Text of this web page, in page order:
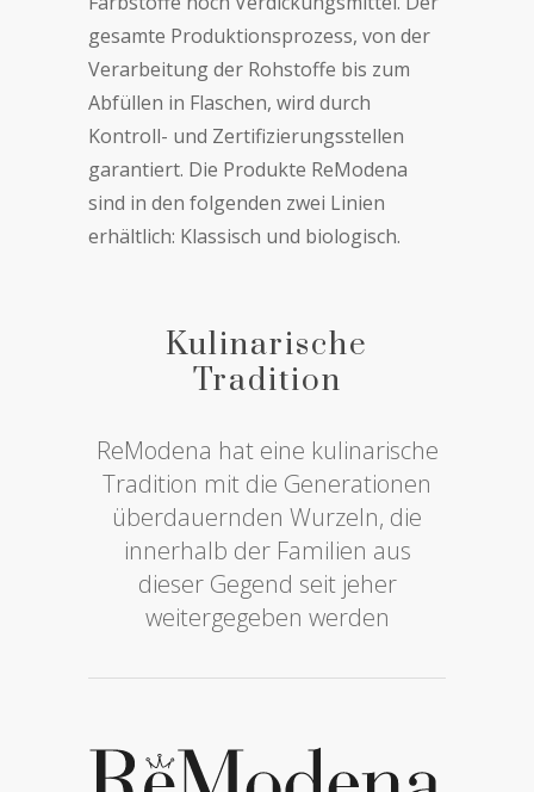
gesamte Produktionsprozess, von der
Verarbeitung der Rohstoffe bis zum
Abfüllen in Flaschen, wird durch
Kontroll- und Zertifizierungsstellen
garantiert. Die Produkte ReModena
sind in den folgenden zwei Linien
erhältlich: Klassisch und biologisch.
Kulinarische
Tradition
ReModena hat eine kulinarische
Tradition mit die Generationen
überdauernden Wurzeln, die
innerhalb der Familien aus
dieser Gegend seit jeher
weitergegeben werden